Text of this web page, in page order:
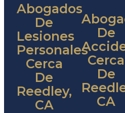
Abogados
De
Lesiones
Personales
Cerca
De
Reedley,
CA
De
Cerca
De
CA